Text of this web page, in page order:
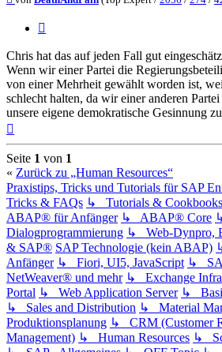
Chris hat das auf jeden Fall gut
Wenn wir einer Partei die
von einer Mehrheit gewählt worden ist,
schlecht halten, da wir einer anderen
unsere eigene demokratische Gesinnung
Seite 1 von 1
« Zurück zu „Human Resources“
Praxistips, Tricks und Tutorials für SAP
Tricks & FAQs ↳ Tutorials & Cookbooks
ABAP® für Anfänger ↳ ABAP® Core
Dialogprogrammierung ↳ Web-Dynpro,
& SAP® SAP Technologie (kein ABAP)
Anfänger ↳ Fiori, UI5, JavaScript ↳
NetWeaver® und mehr ↳ Exchange
Portal ↳ Web Application Server ↳
↳ Sales and Distribution ↳ Material
Produktionsplanung ↳ CRM (Customer
Management) ↳ Human Resources ↳